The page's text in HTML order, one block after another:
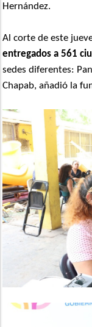
Hernández.
Al corte de este
entregados a 561
sedes diferentes:
Chapab, añadió la